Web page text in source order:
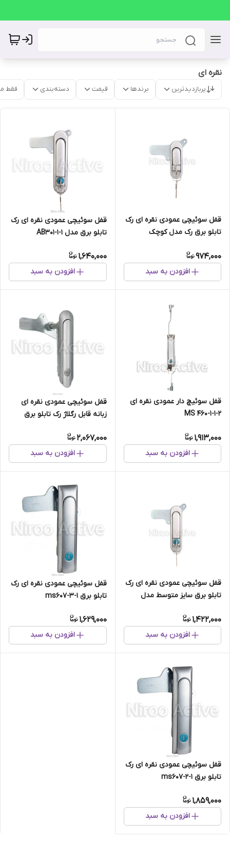
نقره ای
پربازدیدترین برندها قیمت دسته‌بندی فقط
قفل سوئیچی عمودی نقره ای رک
تابلو برق رک مدل کوچک
974,000
افزودن به سبد
قفل سوئیچی عمودی نقره ای رک
تابلو برق مدل AB۳۰۱-۱-۱
1,640,000
افزودن به سبد
قفل سوئیچ دار عمودی نقره ای
MS ۴۶۰-۱-۱-۲
1,913,000
افزودن به سبد
قفل سوئیچی عمودی نقره ای
زبانه قابل رگلاژ رک تابلو برق
2,067,000
افزودن به سبد
قفل سوئیچی عمودی نقره ای رک
تابلو برق سایز متوسط مدل
1,422,000
افزودن به سبد
قفل سوئیچی عمودی نقره ای رک
تابلو برق ms607-3-1
1,629,000
افزودن به سبد
قفل سوئیچی عمودی نقره ای رک
تابلو برق ms607-2-1
1,859,000
افزودن به سبد